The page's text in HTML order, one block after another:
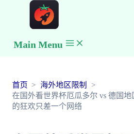
Main Menu
首页
海外地区限制
在国外看世界杯厄瓜多尔 vs 德国
的狂欢只差一个网络